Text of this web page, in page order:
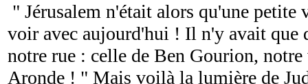
" Jérusalem n'était alors qu'une petite
voir avec aujourd'hui ! Il n'y avait que
notre rue : celle de Ben Gourion,
Aronde ! " Mais voilà la lumière de